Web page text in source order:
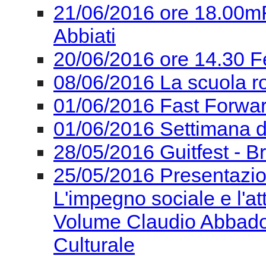
21/06/2016 ore
Abbiati
20/06/2016 ore 14.30
08/06/2016 La scuola
01/06/2016 Fast
01/06/2016 Settimana
28/05/2016 Guitfest -
25/05/2016
L'impegno sociale e
Volume Claudio
Culturale